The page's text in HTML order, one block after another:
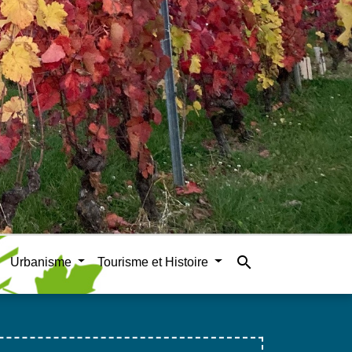
Urbanisme Tourisme et Histoire search